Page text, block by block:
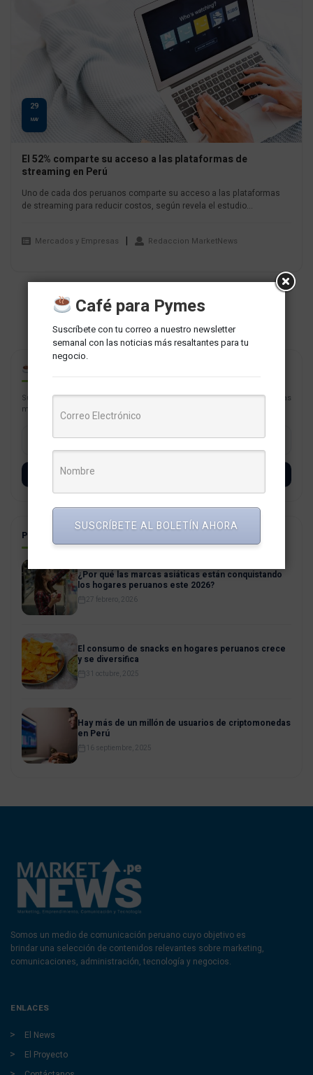
29
MAY
El 52% comparte su acceso a las plataformas de
streaming en Perú
Uno de cada dos peruanos comparte su acceso a las plataformas
de streaming para reducir costos, según revela el estudio...
Mercados y Empresas Redaccion MarketNews
Suscríbete con tu correo a nuestro newsletter semanal con las noticias
más resaltantes para tu negocio.
POSTS RELACIONADOS
¿Por qué las marcas asiáticas están conquistando
los hogares peruanos este 2026?
27 febrero, 2026
El consumo de snacks en hogares peruanos crece
y se diversifica
31 octubre, 2025
Hay más de un millón de usuarios de criptomonedas
en Perú
16 septiembre, 2025
Somos un medio de comunicación peruano cuyo objetivo es
brindar una selección de contenidos relevantes sobre marketing,
comunicaciones, administración, tecnología y negocios.
ENLACES
El News
El Proyecto
Café para Pymes
Suscríbete con tu correo a nuestro newsletter
semanal con las noticias más resaltantes para tu
negocio.
SUSCRÍBETE AL BOLETÍN AHORA